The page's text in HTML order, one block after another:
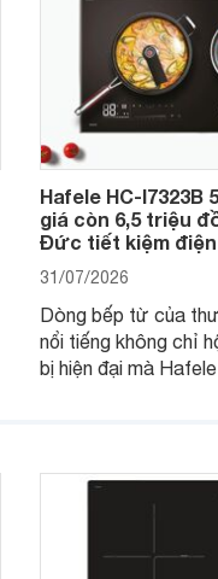
Hafele HC-I7323B
giá còn 6,5 triệu
Đức tiết kiệm
31/07/2026
Dòng bếp từ của
nổi tiếng không chỉ
bị hiện đại mà
gia đình.